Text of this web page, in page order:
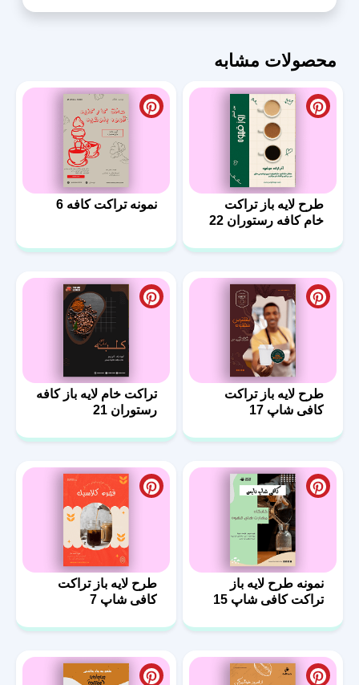
محصولات مشابه
طرح لایه باز تراکت
خام کافه رستوران 22
نمونه تراکت کافه 6
طرح لایه باز تراکت
کافی شاپ 17
تراکت خام لایه باز کافه
رستوران 21
نمونه طرح لایه باز
تراکت کافی شاپ 15
طرح لایه باز تراکت
کافی شاپ 7